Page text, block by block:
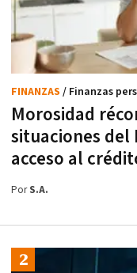
Morosidad
situaciones del
acceso al
FINANZAS / Finanzas
PorS.A.